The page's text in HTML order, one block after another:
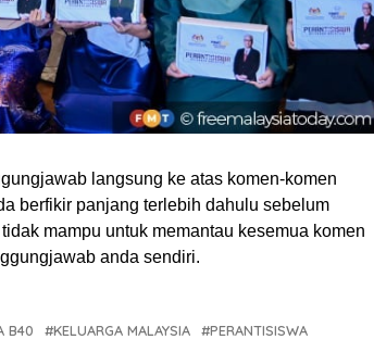
langsung ke atas komen-komen
berfikir panjang terlebih dahulu sebelum
mampu untuk memantau kesemua komen
anda sendiri.
B40 KELUARGA MALAYSIA
PERANTISISWA